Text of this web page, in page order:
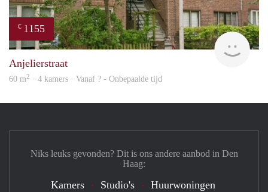
€ 1155
Anjelierstraat
60 m2 · 4 kamers · Vanaf ? - Onbepaalde tijd
Niks leuks gevonden? Dit is ons andere aanbod in Den
Haag:
Kamers Studio's Huurwoningen